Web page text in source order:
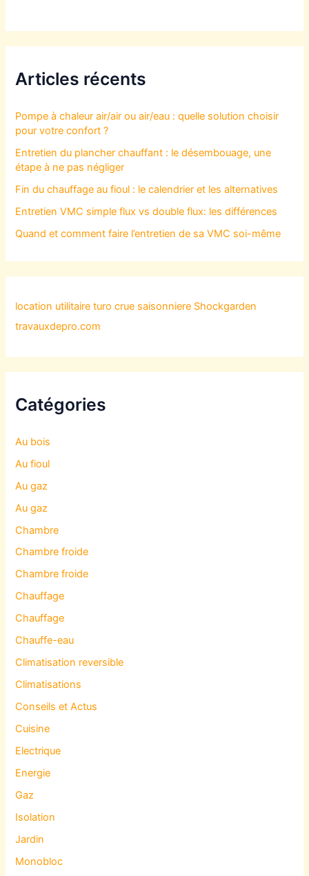
Articles récents
Pompe à chaleur air/air ou air/eau : quelle solution choisir
pour votre confort ?
Entretien du plancher chauffant : le désembouage, une
étape à ne pas négliger
Fin du chauffage au fioul : le calendrier et les alternatives
Entretien VMC simple flux vs double flux: les différences
Quand et comment faire l’entretien de sa VMC soi-même
location utilitaire turo crue saisonniere Shockgarden
travauxdepro.com
Catégories
Au bois
Au fioul
Au gaz
Au gaz
Chambre
Chambre froide
Chambre froide
Chauffage
Chauffage
Chauffe-eau
Climatisation reversible
Climatisations
Conseils et Actus
Cuisine
Electrique
Energie
Gaz
Isolation
Jardin
Monobloc